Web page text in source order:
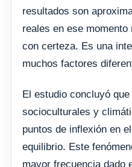
resultados son
reales en ese
con certeza. Es una
muchos factores
El estudio concluyó
socioculturales y
puntos de inflexión en
equilibrio. Este
mayor frecuencia dado